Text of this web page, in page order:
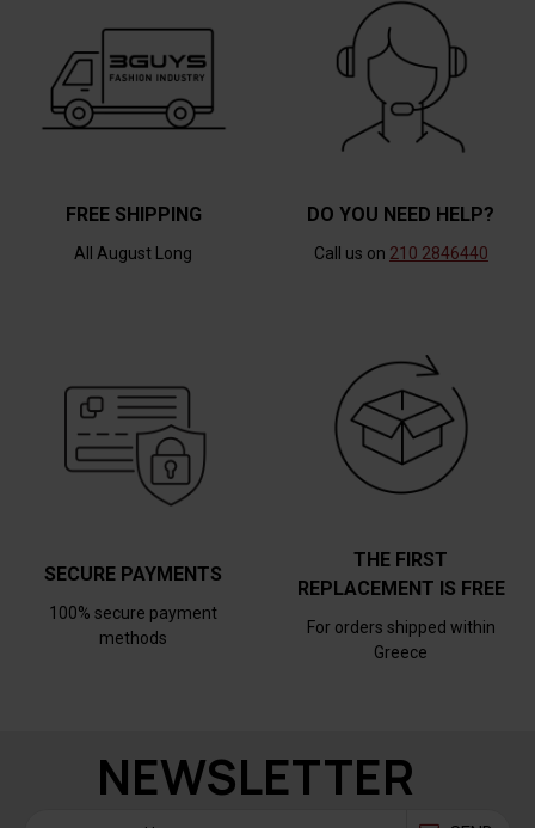
FREE SHIPPING
All August Long
DO YOU NEED HELP?
Call us on 210 2846440
SECURE PAYMENTS
100% secure payment
methods
THE FIRST
REPLACEMENT IS FREE
For orders shipped within
Greece
NEWSLETTER